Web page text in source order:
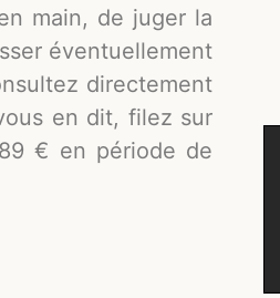
main, de juger la
éventuellement
directement
en dit, filez sur
€ en période de